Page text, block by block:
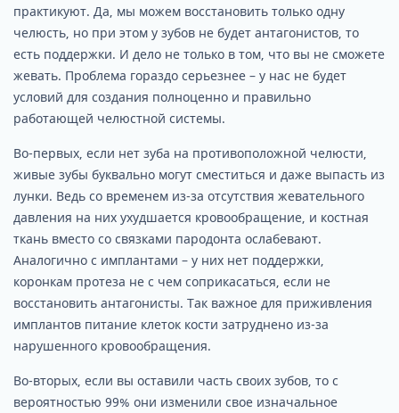
практикуют. Да, мы можем восстановить только одну
челюсть, но при этом у зубов не будет антагонистов, то
есть поддержки. И дело не только в том, что вы не сможете
жевать. Проблема гораздо серьезнее – у нас не будет
условий для создания полноценно и правильно
работающей челюстной системы.
Во-первых, если нет зуба на противоположной челюсти,
живые зубы буквально могут сместиться и даже выпасть из
лунки. Ведь со временем из-за отсутствия жевательного
давления на них ухудшается кровообращение, и костная
ткань вместо со связками пародонта ослабевают.
Аналогично с имплантами – у них нет поддержки,
коронкам протеза не с чем соприкасаться, если не
восстановить антагонисты. Так важное для приживления
имплантов питание клеток кости затруднено из-за
нарушенного кровообращения.
Во-вторых, если вы оставили часть своих зубов, то с
вероятностью 99% они изменили свое изначальное